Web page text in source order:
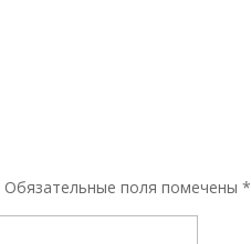
Обязательные поля помечены*